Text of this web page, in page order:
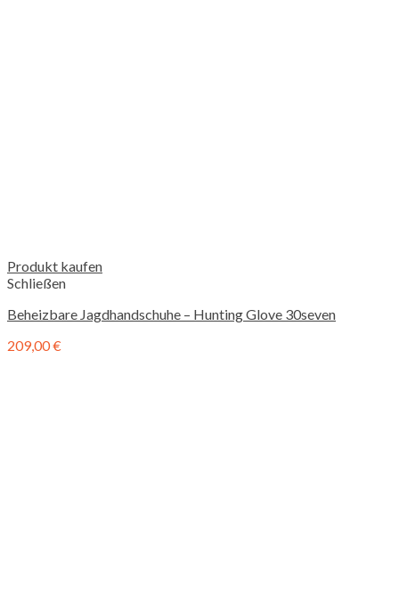
Produkt kaufen
Schließen
Beheizbare Jagdhandschuhe – Hunting Glove 30seven
209,00€